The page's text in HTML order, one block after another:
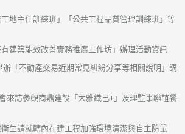
地主任訓練班」「公共工程品質管理訓練班」等
建築能效改善實務推廣工作坊」辦理活動資訊
辦「不動產交易近期常見糾紛分享等相關說明」講
來訪參觀商鼎建設「大雅織己+」及理監事聯誼餐
生請就轄內在建工程加強環境清潔與自主防鼠